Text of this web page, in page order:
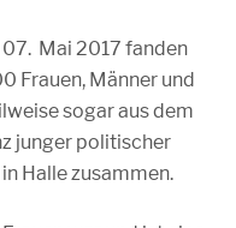
Mai 2017 fanden
Frauen, Männer und
sogar aus dem
junger politischer
Halle zusammen.